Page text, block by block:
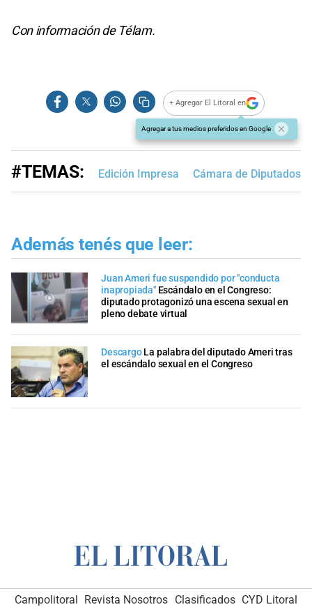
Con información de Télam.
+ Agregar El Litoral en
Agregar a tus medios preferidos en Google
#TEMAS: Edición Impresa Cámara de Diputados
Además tenés que leer:
Juan Ameri fue suspendido por "conducta
inapropiada" Escándalo en el Congreso:
diputado protagonizó una escena sexual en
pleno debate virtual
Descargo La palabra del diputado Ameri tras
el escándalo sexual en el Congreso
Campolitoral Revista Nosotros Clasificados CYD Litoral